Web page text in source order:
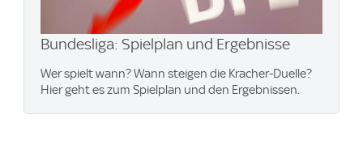
Bundesliga: Spielplan und Ergebnisse
Wer spielt wann? Wann steigen die Kracher-Duelle?
Hier geht es zum Spielplan und den Ergebnissen.